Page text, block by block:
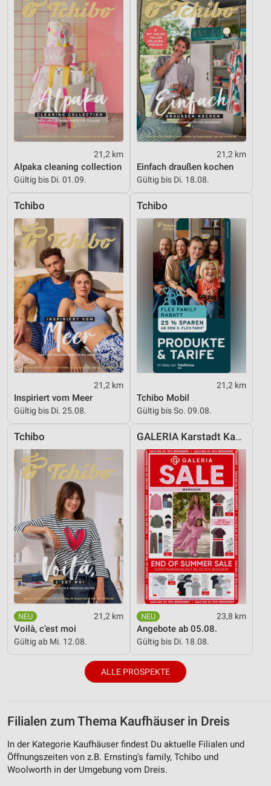
21,2 km
Alpaka cleaning collection
Gültig bis Di. 01.09.
21,2 km
Einfach draußen kochen
Gültig bis Di. 18.08.
Tchibo
21,2 km
Inspiriert vom Meer
Gültig bis Di. 25.08.
Tchibo
21,2 km
Tchibo Mobil
Gültig bis So. 09.08.
Tchibo
21,2 km
Voilà, c’est moi
Gültig ab Mi. 12.08.
GALERIA Karstadt Kaufhof
23,8 km
Angebote ab 05.08.
Gültig bis Di. 18.08.
ALLE PROSPEKTE
Filialen zum Thema Kaufhäuser in Dreis
In der Kategorie Kaufhäuser findest Du aktuelle Filialen und
Öffnungszeiten von z.B. Ernsting's family, Tchibo und
Woolworth in der Umgebung vom Dreis.